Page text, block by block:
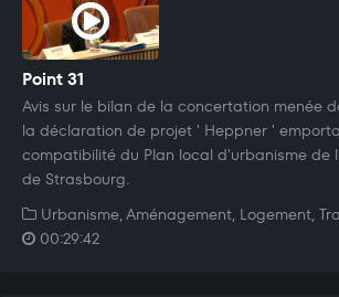
Point 31
Avis sur le bilan de la concertation menée
la déclaration de projet ' Heppner '
compatibilité du Plan local d'urbanisme de
de Strasbourg.
Urbanisme, Aménagement, Logement,
00:29:42